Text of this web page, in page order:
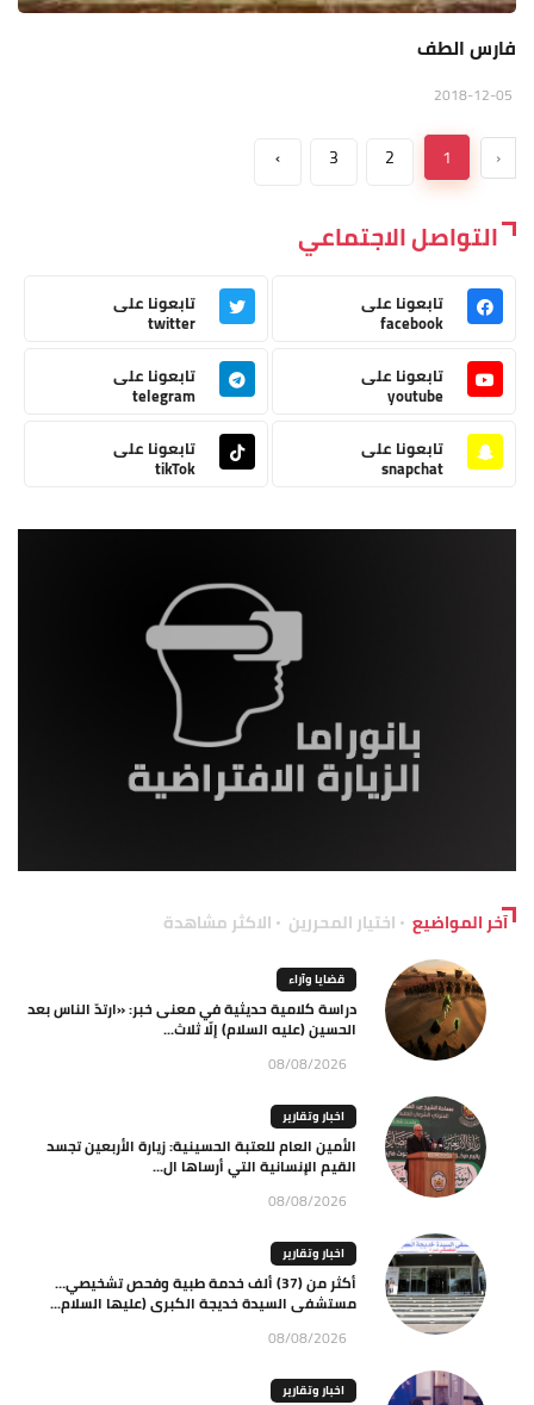
فارس الطف
‹
1
2
3
›
التواصل الاجتماعي
تابعونا على
facebook
تابعونا على
twitter
تابعونا على
youtube
تابعونا على
telegram
تابعونا على
snapchat
تابعونا على
tikTok
آخر المواضيع اختيار المحررين الاكثر مشاهدة
قضايا وآراء
دراسة كلامية حديثية في معنى خبر: «ارتدّ الناس بعد
الحسين (عليه السلام) إلّا ثلاث...
08/08/2026
اخبار وتقارير
الأمين العام للعتبة الحسينية: زيارة الأربعين تجسد
القيم الإنسانية التي أرساها ال...
08/08/2026
اخبار وتقارير
أكثر من (37) ألف خدمة طبية وفحص تشخيصي…
مستشفى السيدة خديجة الكبرى (عليها السلام...
08/08/2026
اخبار وتقارير